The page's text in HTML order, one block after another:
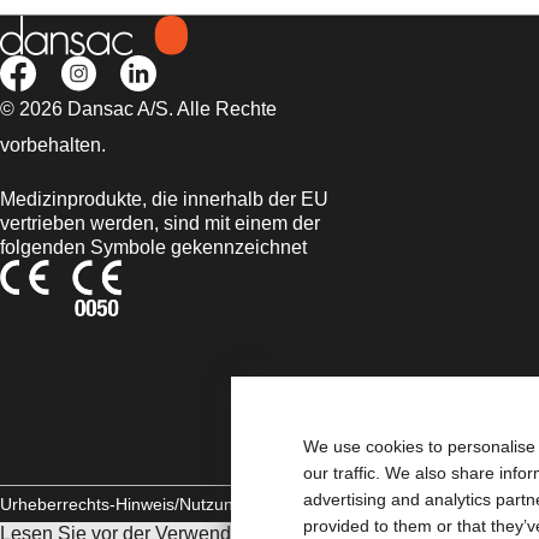
We use cookies to
our traffic. We also share
advertising and analytics
provided to them or that
© 2026 Dansac A/S. Alle Rechte
vorbehalten.
Medizinprodukte, die innerhalb der EU
vertrieben werden, sind mit einem der
folgenden Symbole gekennzeichnet
Urheberrechts-Hinweis/Nutzungsbedingungen Impressum
Lesen Sie vor der Verwendung der angeführten Produkte